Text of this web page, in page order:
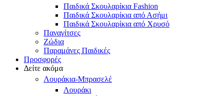
Παιδικά Σκουλαρίκια Fashion
Παιδικά Σκουλαρίκια από Ασήμι
Παιδικά Σκουλαρίκια από Χρυσό
Παναγίτσες
Ζώδια
Παραμάνες Παιδικές
Προσφορές
Δείτε ακόμα
Λουράκια-Μπρασελέ
Λουράκι